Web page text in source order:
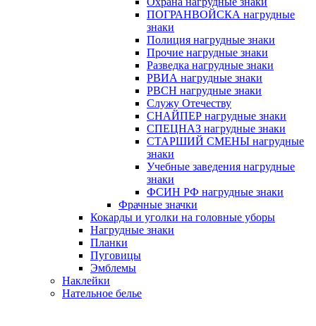
ПОГРАНВОЙСКА нагрудные
знаки
Полиция нагрудные знаки
Прочие нагрудные знаки
Разведка нагрудные знаки
РВИА нагрудные знаки
РВСН нагрудные знаки
Служу Отечеству
СНАЙПЕР нагрудные знаки
СПЕЦНАЗ нагрудные знаки
СТАРШИЙ СМЕНЫ нагрудные
знаки
Учебные заведения нагрудные
знаки
ФСИН РФ нагрудные знаки
Фрачные значки
Кокарды и уголки на головные уборы
Нагрудные знаки
Планки
Пуговицы
Эмблемы
Наклейки
Нательное белье